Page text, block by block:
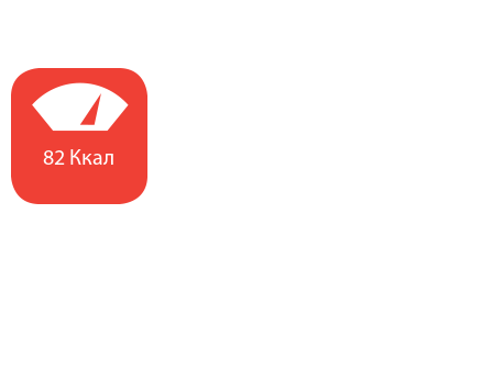
82 Ккал